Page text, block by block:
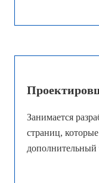
Занимается
страниц,
дополнительный